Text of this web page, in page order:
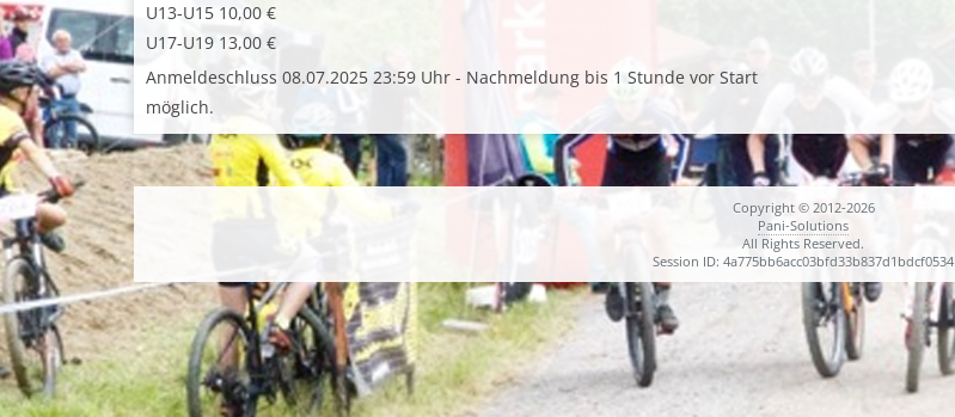
U13-U15 10,00 €
U17-U19 13,00 €
Anmeldeschluss 08.07.2025 23:59 Uhr - Nachmeldung bis 1 Stunde vor Start
möglich.
Copyright © 2012-2026
Pani-Solutions
All Rights Reserved.
Session ID: 4a775bb6acc03bfd33b837d1bdcf0534